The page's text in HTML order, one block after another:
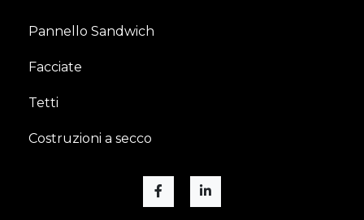
Pannello Sandwich
Facciate
Tetti
Costruzioni a secco